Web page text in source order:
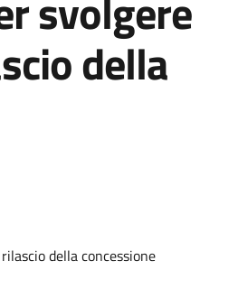
della
della concessione